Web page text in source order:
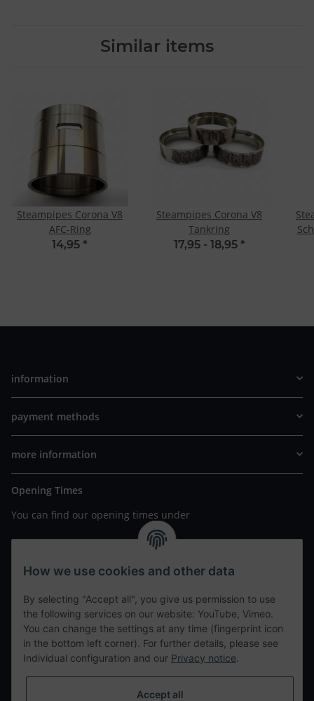
Similar items
Steampipes Corona V8
AFC-Ring
14,95 *
Steampipes Corona V8
Tankring
17,95 - 18,95 *
information
payment methods
more information
Opening Times
You can find our opening times under
https://www.wannavapor.de/Filialen
your personal site
contact details
tweet
teilen
How we use cookies and other data
By selecting "Accept all", you give us permission to use
the following services on our website: YouTube, Vimeo.
You can change the settings at any time (fingerprint icon
in the bottom left corner). For further details, please see
Individual configuration and our Privacy notice.
Accept all